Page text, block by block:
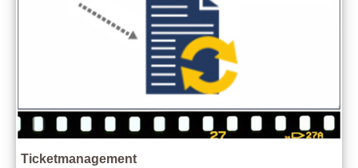
Ticketmanagement